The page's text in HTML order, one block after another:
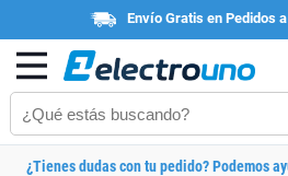
Envío Gratis en Pedidos
¿Tienes dudas con tu pedido? Podemos